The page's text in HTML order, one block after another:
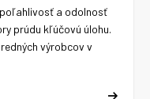
a odolnosť
prúdu kľúčovú úlohu.
výrobcov v